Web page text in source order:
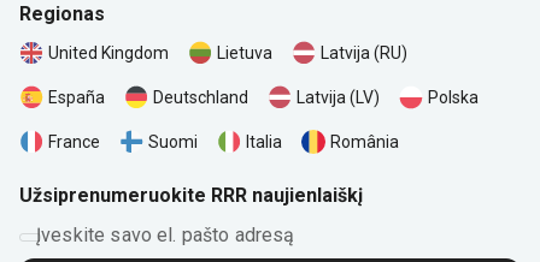
Regionas
United Kingdom Lietuva Latvija (RU)
España Deutschland Latvija (LV) Polska
France Suomi Italia România
Užsiprenumeruokite RRR naujienlaiškį
Įveskite savo el. pašto adresą